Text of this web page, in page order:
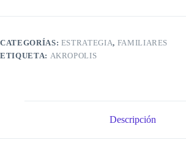
CATEGORÍAS: ESTRATEGIA, FAMILIARES
ETIQUETA: AKROPOLIS
Descripción